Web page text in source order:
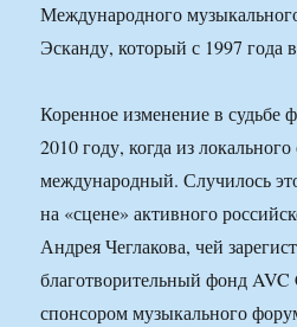
Международного
Эсканду, который с 1997 года
Коренное изменение в судьбе
2010 году, когда из
международный. Случилось
на «сцене» активного
Андрея Чеглакова, чей
благотворительный фонд
спонсором музыкального